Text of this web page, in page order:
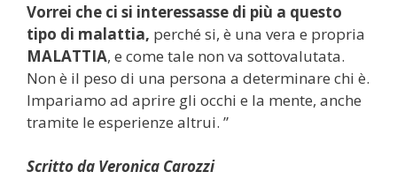
Vorrei che ci si interessasse di più a questo
tipo di malattia, perché si, è una vera e propria
MALATTIA, e come tale non va sottovalutata.
Non è il peso di una persona a determinare chi è.
Impariamo ad aprire gli occhi e la mente, anche
tramite le esperienze altrui. ”
Scritto da Veronica Carozzi